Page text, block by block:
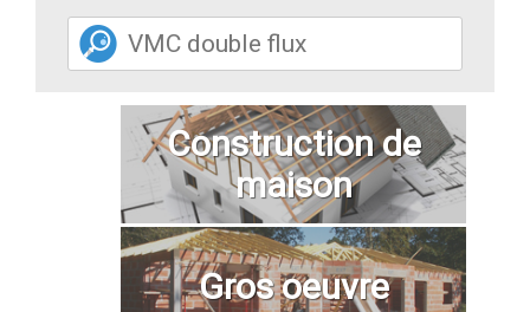
Construction de
maison
Gros oeuvre